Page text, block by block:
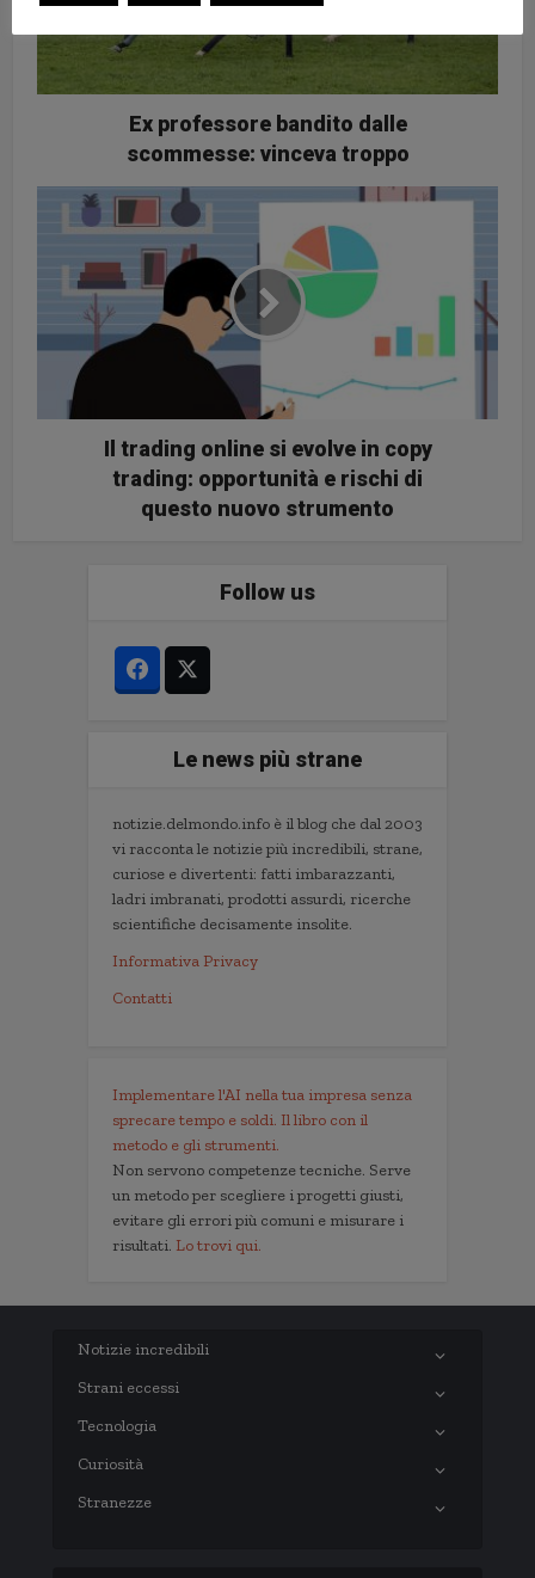
Ex professore bandito dalle
scommesse: vinceva troppo
Il trading online si evolve in copy
trading: opportunità e rischi di
questo nuovo strumento
Follow us
Le news più strane
notizie.delmondo.info è il blog che dal 2003
vi racconta le notizie più incredibili, strane,
curiose e divertenti: fatti imbarazzanti,
ladri imbranati, prodotti assurdi, ricerche
scientifiche decisamente insolite.
Informativa Privacy
Contatti
Implementare l'AI nella tua impresa senza
sprecare tempo e soldi. Il libro con il
metodo e gli strumenti.
Non servono competenze tecniche. Serve
un metodo per scegliere i progetti giusti,
evitare gli errori più comuni e misurare i
risultati. Lo trovi qui.
Notizie incredibili
Strani eccessi
Tecnologia
Curiosità
Stranezze